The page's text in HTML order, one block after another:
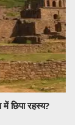
छिपा रहस्य?